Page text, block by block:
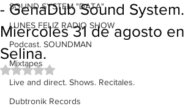
SOUND SYSTEM "DATA"
LUNES FELIZ RADIO SHOW
Podcast. SOUNDMAN
Mixtapes
Live and direct. Shows. Recitales.
Dubtronik Records
- GenaDub Sound System.
Miercoles 31 de agosto en
Selina.
Obtuvo NaN de 5 estrellas.